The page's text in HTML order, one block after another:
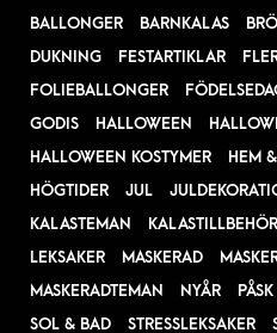
BALLONGER
BARNKALAS
DUKNING
FESTARTIKLAR
FOLIEBALLONGER
GODIS
HALLOWEEN
HALLOWEEN KOSTYMER
HEM
HÖGTIDER
JUL
KALASTEMAN
KALASTILLBEHÖR
LEKSAKER
MASKERAD
MASKERADTEMAN
NYÅR PÅSK
SOL & BAD
STRESSLEKSAKER